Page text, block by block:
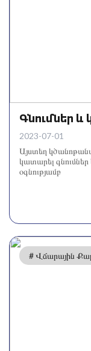
Գնումներ և
2023-07-01
Այստեղ
կատարել
օգնությամբ
# Վճարային